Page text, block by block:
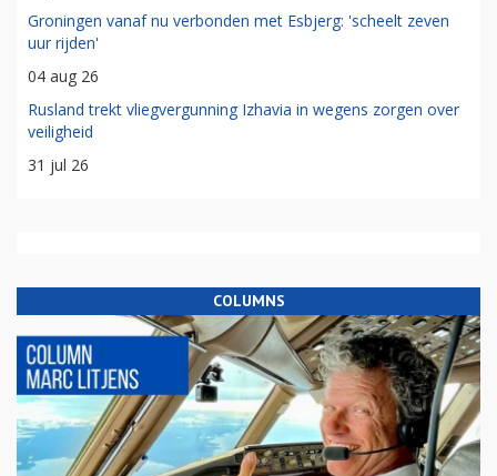
Groningen vanaf nu verbonden met Esbjerg: 'scheelt zeven
uur rijden'
04 aug 26
Rusland trekt vliegvergunning Izhavia in wegens zorgen over
veiligheid
31 jul 26
COLUMNS